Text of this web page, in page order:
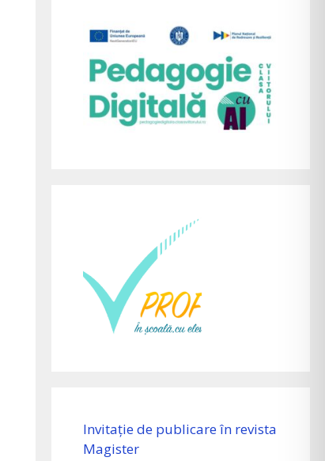
Invitație de publicare în revista
Magister